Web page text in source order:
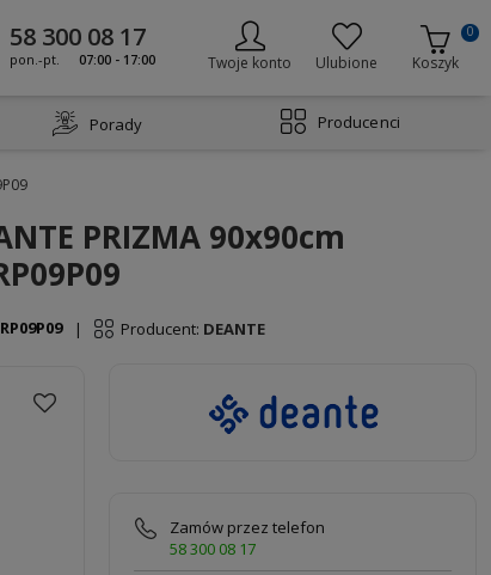
58 300 08 17
pon.-pt. 07:00 - 17:00 Twoje konto Ulubione Koszyk
0
Porady Producenci
PRIZMA 90x90cm
| Producent: DEANTE
Zamów przez telefon
58 300 08 17